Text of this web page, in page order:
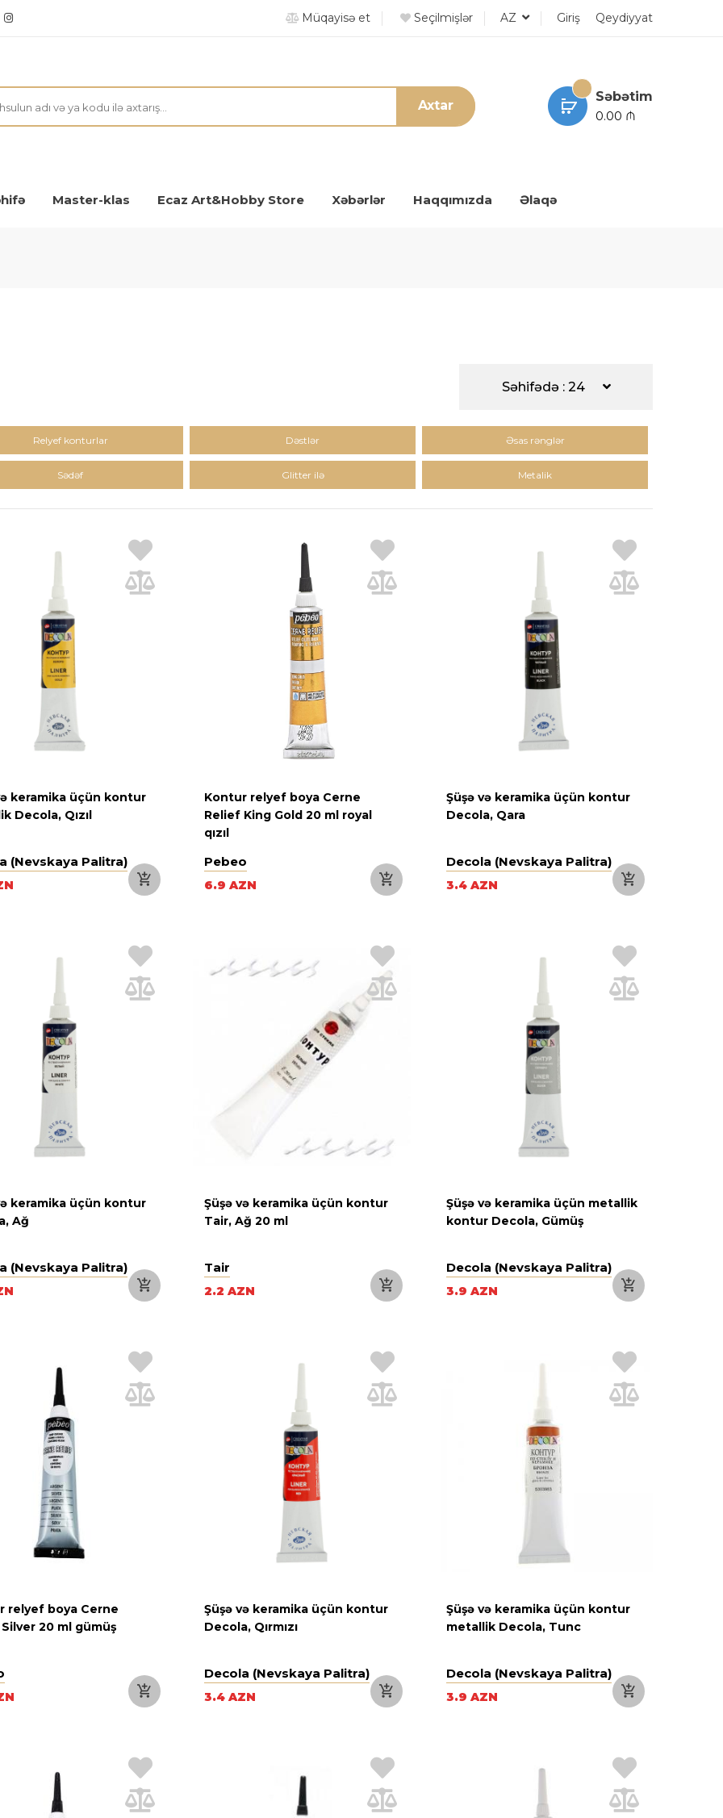
Müqayisə et Seçilmişlər AZ Giriş Qeydiyyat
Axtar
Səbətim
0.00 ₼
Master-klas Ecaz Art&Hobby Store Xəbərlər Haqqımızda Əlaqə
Səhifədə : 24
Relyef konturlar Dəstlər Əsas rənglər
Sədəf Glitter ilə Metalik
keramika üçün kontur
Decola, Qızıl
(Nevskaya Palitra)
Kontur relyef boya Cerne
Relief King Gold 20 ml royal
qızıl
Pebeo
6.9 AZN
Şüşə və keramika üçün kontur
Decola, Qara
Decola (Nevskaya Palitra)
3.4 AZN
keramika üçün kontur
Ağ
(Nevskaya Palitra)
Şüşə və keramika üçün kontur
Tair, Ağ 20 ml
Tair
2.2 AZN
Şüşə və keramika üçün metallik
kontur Decola, Gümüş
Decola (Nevskaya Palitra)
3.9 AZN
relyef boya Cerne
20 ml gümüş
Şüşə və keramika üçün kontur
Decola, Qırmızı
Decola (Nevskaya Palitra)
3.4 AZN
Şüşə və keramika üçün kontur
metallik Decola, Tunc
Decola (Nevskaya Palitra)
3.9 AZN